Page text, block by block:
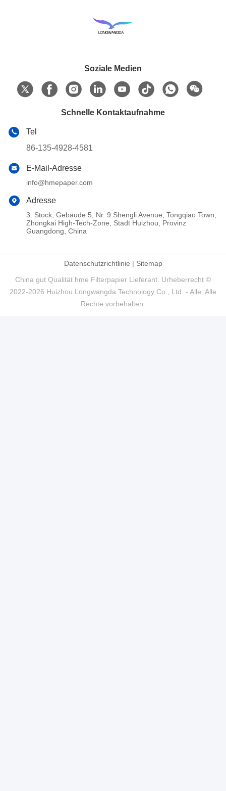
Soziale Medien
Schnelle Kontaktaufnahme
Tel
86-135-4928-4581
E-Mail-Adresse
info@hmepaper.com
Adresse
3. Stock, Gebäude 5, Nr. 9 Shengli Avenue, Tongqiao Town,
Zhongkai High-Tech-Zone, Stadt Huizhou, Provinz
Guangdong, China
Datenschutzrichtlinie | Sitemap
China gut Qualität hme Filterpapier Lieferant. Urheberrecht ©
2022-2026 Huizhou Longwangda Technology Co., Ltd. - Alle. Alle
Rechte vorbehalten.